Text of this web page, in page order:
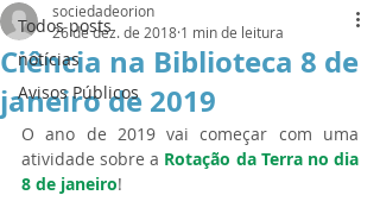
Todos posts
notícias
Avisos Públicos
Ciência na Biblioteca 8 de
janeiro de 2019
sociedadeorion
26 de dez. de 2018 1 min de leitura
O ano de 2019 vai começar com uma
atividade sobre a Rotação da Terra no dia
8 de janeiro!